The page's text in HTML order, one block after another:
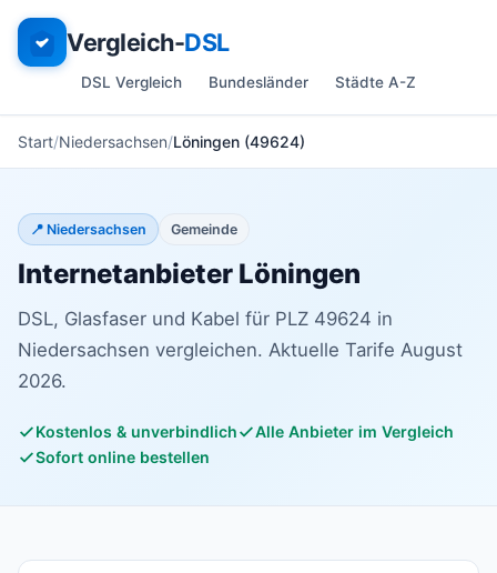
Vergleich-DSL
DSL Vergleich Bundesländer Städte A-Z
Start Niedersachsen Löningen (49624)
📍 Niedersachsen Gemeinde
Internetanbieter Löningen
DSL, Glasfaser und Kabel für PLZ 49624 in
Niedersachsen vergleichen. Aktuelle Tarife August
2026.
Kostenlos & unverbindlich
Alle Anbieter im Vergleich
Sofort online bestellen